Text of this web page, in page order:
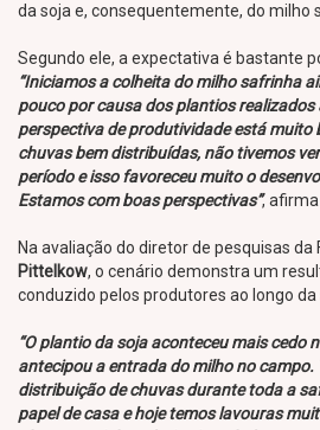
da soja e, consequentemente, do milho
Segundo ele, a expectativa é bastante
“Iniciamos a colheita do milho safrinha
pouco por causa dos plantios realizados
perspectiva de produtividade está muito
chuvas bem distribuídas, não tivemos
período e isso favoreceu muito o
Estamos com boas perspectivas”,
Na avaliação do diretor de pesquisas da
Pittelkow, o cenário demonstra um
conduzido pelos produtores ao longo da
“O plantio da soja aconteceu mais cedo
antecipou a entrada do milho no campo.
distribuição de chuvas durante toda a
papel de casa e hoje temos lavouras